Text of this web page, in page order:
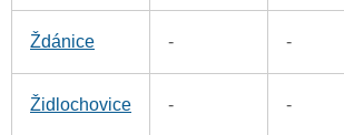
Ždánice - -
Židlochovice - -